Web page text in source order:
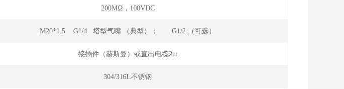
200MΩ，100VDC
M20*1.5 G1/4 塔型气嘴 （典型）； G1/2 （可选）
接插件（赫斯曼）或直出电缆2m
304/316L不锈钢